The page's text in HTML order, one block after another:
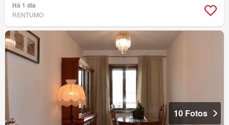
Há 1 dia
RENTUMO
10 Fotos